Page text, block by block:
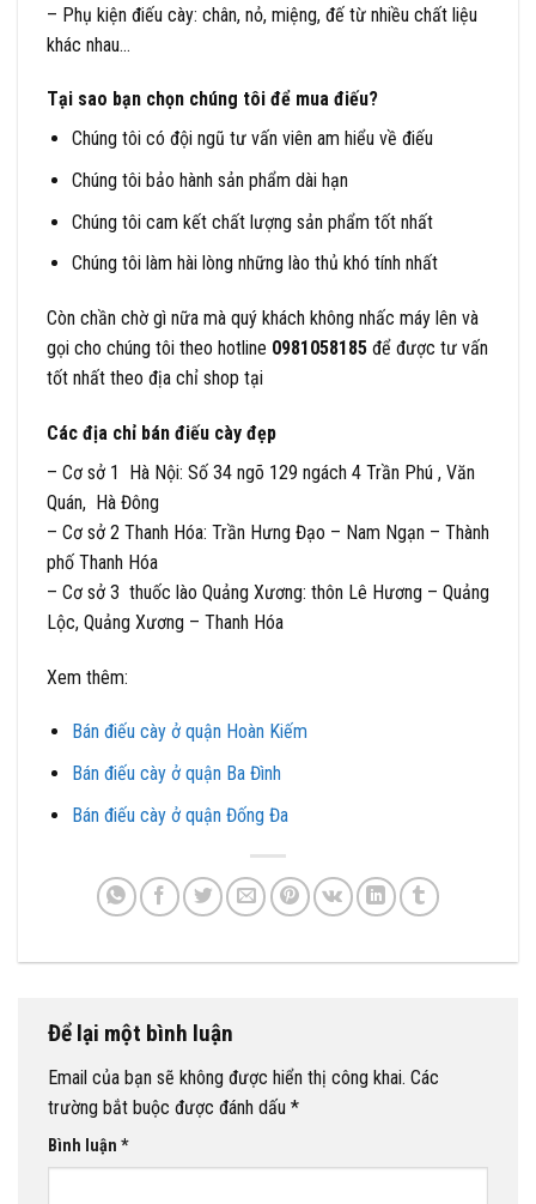
– Phụ kiện điếu cày: chân, nỏ, miệng, đế từ nhiều chất liệu
khác nhau…
Tại sao bạn chọn chúng tôi để mua điếu?
Chúng tôi có đội ngũ tư vấn viên am hiểu về điếu
Chúng tôi bảo hành sản phẩm dài hạn
Chúng tôi cam kết chất lượng sản phẩm tốt nhất
Chúng tôi làm hài lòng những lào thủ khó tính nhất
Còn chần chờ gì nữa mà quý khách không nhấc máy lên và
gọi cho chúng tôi theo hotline 0981058185 để được tư vấn
tốt nhất theo địa chỉ shop tại
Các địa chỉ bán điếu cày đẹp
– Cơ sở 1 Hà Nội: Số 34 ngõ 129 ngách 4 Trần Phú , Văn
Quán, Hà Đông
– Cơ sở 2 Thanh Hóa: Trần Hưng Đạo – Nam Ngạn – Thành
phố Thanh Hóa
– Cơ sở 3 thuốc lào Quảng Xương: thôn Lê Hương – Quảng
Lộc, Quảng Xương – Thanh Hóa
Xem thêm:
Bán điếu cày ở quận Hoàn Kiếm
Bán điếu cày ở quận Ba Đình
Bán điếu cày ở quận Đống Đa
Để lại một bình luận
Email của bạn sẽ không được hiển thị công khai. Các
trường bắt buộc được đánh dấu *
Bình luận *